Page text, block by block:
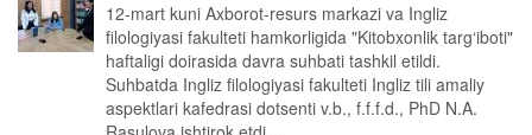
12-mart kuni Axborot-resurs markazi va Ingliz
filologiyasi fakulteti hamkorligida "Kitobxonlik targ‘iboti"
haftaligi doirasida davra suhbati tashkil etildi.
Suhbatda Ingliz filologiyasi fakulteti Ingliz tili amaliy
aspektlari kafedrasi dotsenti v.b., f.f.f.d., PhD N.A.